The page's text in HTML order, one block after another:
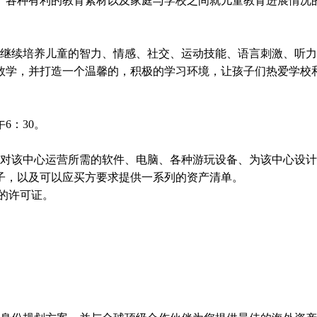
续培养儿童的智力、情感、社交、运动技能、语言刺激、听
，并打造一个温馨的，积极的学习环境，让孩子们热爱学校
：30。
该中心运营所需的软件、电脑、各种游玩设备、为该中心设
以及可以应买方要求提供一系列的资产清单。
许可证。